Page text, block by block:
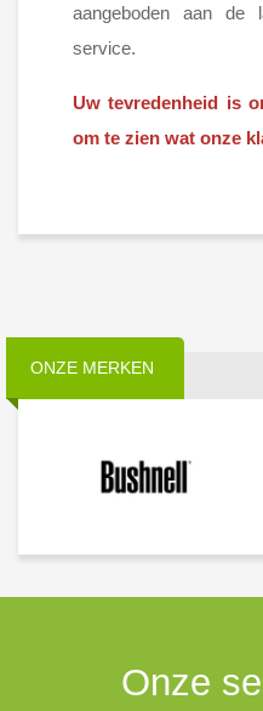
aangeboden aan de
service.
Uw tevredenheid is
om te zien wat onze
ONZE MERKEN
Onze